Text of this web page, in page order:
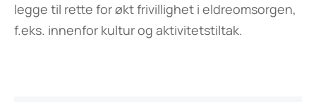
legge til rette for økt frivillighet i eldreomsorgen,
f.eks. innenfor kultur og aktivitetstiltak.